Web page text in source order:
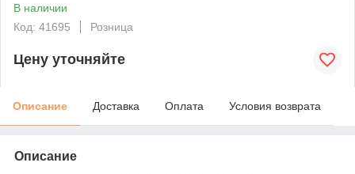
В наличии
Код: 41695
Розница
Цену уточняйте
Описание Доставка Оплата Условия возврата
Описание